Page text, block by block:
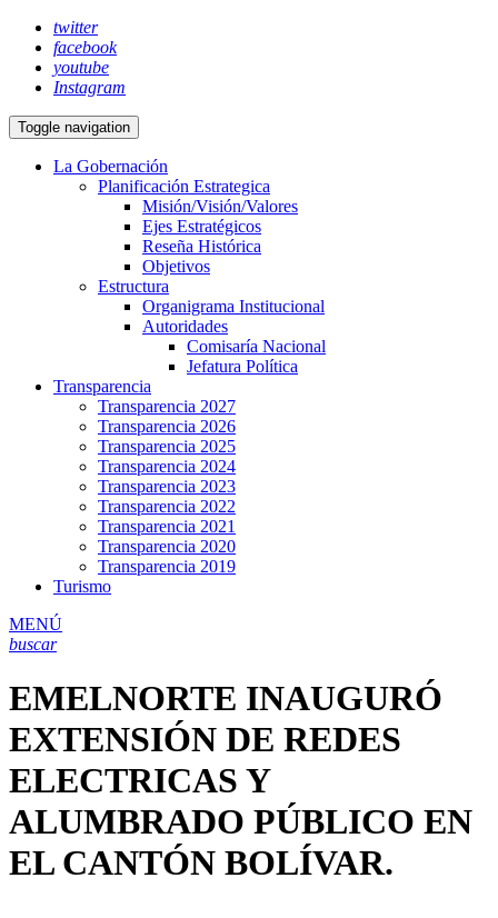
twitter
facebook
youtube
Instagram
Toggle navigation
La Gobernación
Planificación Estrategica
Misión/Visión/Valores
Ejes Estratégicos
Reseña Histórica
Objetivos
Estructura
Organigrama Institucional
Autoridades
Comisaría Nacional
Jefatura Política
Transparencia
Transparencia 2027
Transparencia 2026
Transparencia 2025
Transparencia 2024
Transparencia 2023
Transparencia 2022
Transparencia 2021
Transparencia 2020
Transparencia 2019
Turismo
MENÚ
buscar
EMELNORTE INAUGURÓ
EXTENSIÓN DE REDES
ELECTRICAS Y
ALUMBRADO PÚBLICO EN
EL CANTÓN BOLÍVAR.